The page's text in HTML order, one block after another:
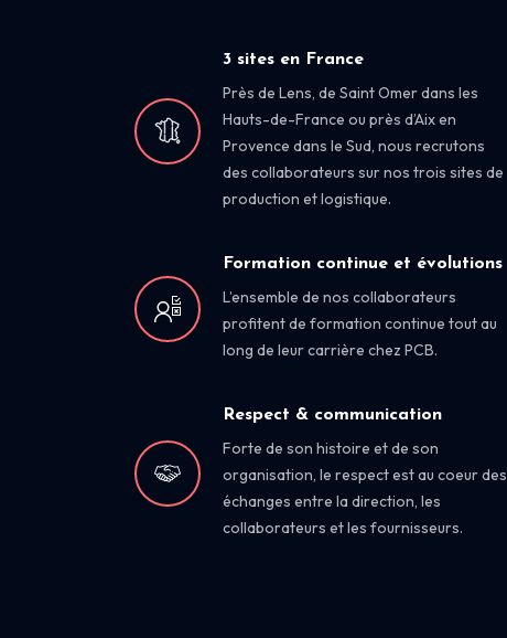
3 sites en France
Près de Lens, de Saint Omer dans les
Hauts-de-France ou près d’Aix en
Provence dans le Sud, nous recrutons
des collaborateurs sur nos trois sites de
production et logistique.
Formation continue et évolutions
L’ensemble de nos collaborateurs
profitent de formation continue tout au
long de leur carrière chez PCB.
Respect & communication
Forte de son histoire et de son
organisation, le respect est au coeur des
échanges entre la direction, les
collaborateurs et les fournisseurs.